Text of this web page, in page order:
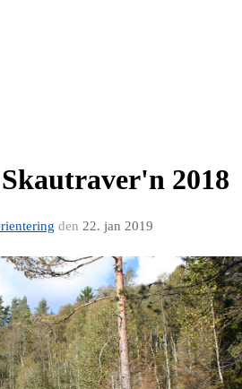
2018
den 22. jan 2019